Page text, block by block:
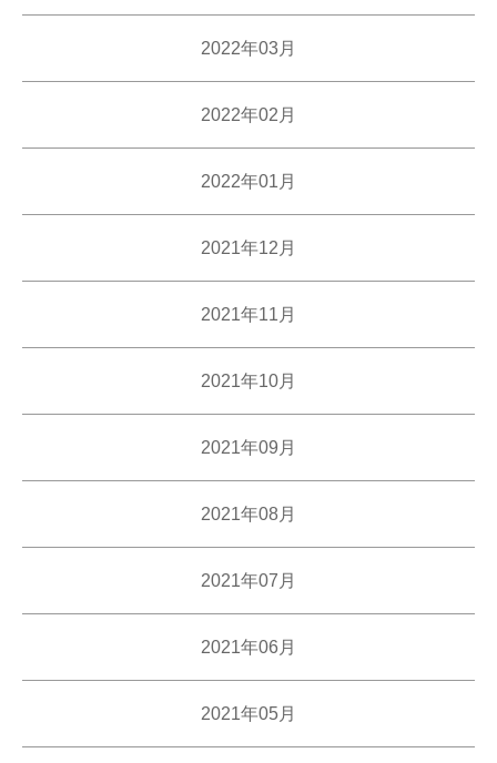
2022年03月
2022年02月
2022年01月
2021年12月
2021年11月
2021年10月
2021年09月
2021年08月
2021年07月
2021年06月
2021年05月